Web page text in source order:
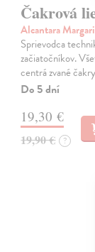
Čakrová
Alcantara
Sprievodca
začiatočníkov.
centrá zvané
Do 5 dní
19,30 €
19,90 € ?